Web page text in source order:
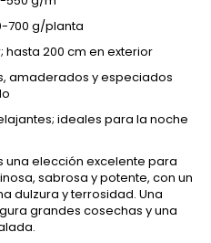
700 g/planta
hasta 200 cm en exterior
amaderados y especiados
ideales para la noche
una elección excelente para
sabrosa y potente, con un
dulzura y terrosidad. Una
grandes cosechas y una